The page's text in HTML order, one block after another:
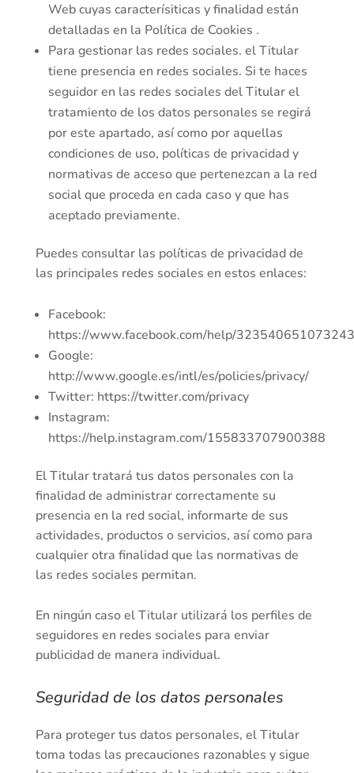
Web cuyas caracterísiticas y finalidad están
detalladas en la Política de Cookies .
Para gestionar las redes sociales. el Titular
tiene presencia en redes sociales. Si te haces
seguidor en las redes sociales del Titular el
tratamiento de los datos personales se regirá
por este apartado, así como por aquellas
condiciones de uso, políticas de privacidad y
normativas de acceso que pertenezcan a la red
social que proceda en cada caso y que has
aceptado previamente.
Puedes consultar las políticas de privacidad de
las principales redes sociales en estos enlaces:
Facebook:
https://www.facebook.com/help/
Google:
http://www.google.es/intl/es/policies/privacy/
Twitter: https://twitter.com/privacy
Instagram:
https://help.instagram.com/155833707900388
El Titular tratará tus datos personales con la
finalidad de administrar correctamente su
presencia en la red social, informarte de sus
actividades, productos o servicios, así como para
cualquier otra finalidad que las normativas de
las redes sociales permitan.
En ningún caso el Titular utilizará los perfiles de
seguidores en redes sociales para enviar
publicidad de manera individual.
Seguridad de los datos personales
Para proteger tus datos personales, el Titular
toma todas las precauciones razonables y sigue